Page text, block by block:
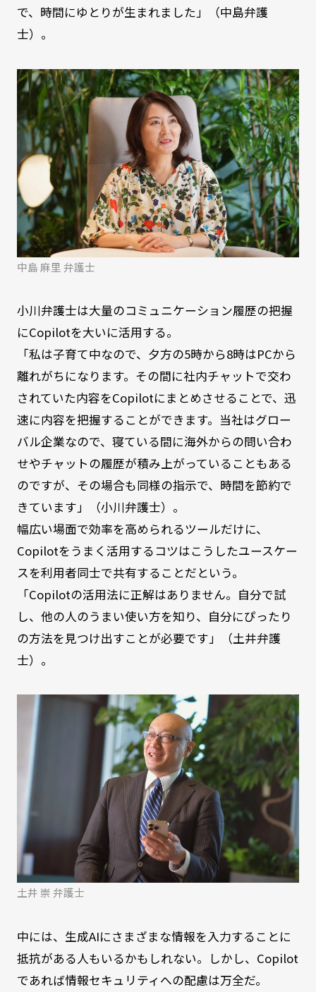
で、時間にゆとりが生まれました」（中島弁護
士）。
中島 麻里 弁護士
小川弁護士は大量のコミュニケーション履歴の把握
にCopilotを大いに活用する。
「私は子育て中なので、夕方の5時から8時はPCから
離れがちになります。その間に社内チャットで交わ
されていた内容をCopilotにまとめさせることで、迅
速に内容を把握することができます。当社はグロー
バル企業なので、寝ている間に海外からの問い合わ
せやチャットの履歴が積み上がっていることもある
のですが、その場合も同様の指示で、時間を節約で
きています」（小川弁護士）。
幅広い場面で効率を高められるツールだけに、
Copilotをうまく活用するコツはこうしたユースケー
スを利用者同士で共有することだという。
「Copilotの活用法に正解はありません。自分で試
し、他の人のうまい使い方を知り、自分にぴったり
の方法を見つけ出すことが必要です」（土井弁護
士）。
土井 崇 弁護士
中には、生成AIにさまざまな情報を入力することに
抵抗がある人もいるかもしれない。しかし、Copilot
であれば情報セキュリティへの配慮は万全だ。